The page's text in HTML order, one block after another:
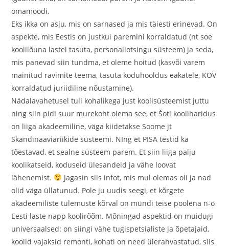
omamoodi.
Eks ikka on asju, mis on sarnased ja mis täiesti erinevad. On
aspekte, mis Eestis on justkui paremini korraldatud (nt soe
koolilõuna lastel tasuta, personaliotsingu süsteem) ja seda,
mis panevad siin tundma, et oleme hoitud (kasvõi varem
mainitud ravimite teema, tasuta koduhooldus eakatele, KOV
korraldatud juriidiline nõustamine).
Nädalavahetusel tuli kohalikega just koolisüsteemist juttu
ning siin pidi suur murekoht olema see, et Šoti kooliharidus
on liiga akadeemiline, väga kiidetakse Soome jt
Skandinaaviariikide süsteemi. NIng et PISA testid ka
tõestavad, et sealne süsteem parem. Et siin liiga palju
koolikatseid, koduseid ülesandeid ja vähe loovat
lähenemist.
Jagasin siis infot, mis mul olemas oli ja nad
olid väga üllatunud. Pole ju uudis seegi, et kõrgete
akadeemiliste tulemuste kõrval on mündi teise poolena n-ö
Eesti laste napp koolirõõm. Mõningad aspektid on muidugi
universaalsed: on siingi vähe tugispetsialiste ja õpetajaid,
koolid vajaksid remonti, kohati on need ülerahvastatud, siis